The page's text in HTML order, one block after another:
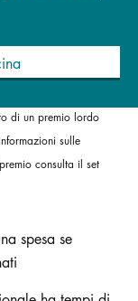
di un premio lordo
sulle
consulta il set
spesa se